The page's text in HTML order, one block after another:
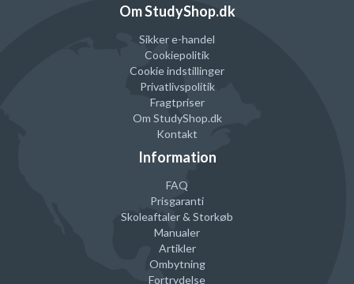
Om StudyShop.dk
Sikker e-handel
Cookiepolitik
Cookie indstillinger
Privatlivspolitik
Fragtpriser
Om StudyShop.dk
Kontakt
Information
FAQ
Prisgaranti
Skoleaftaler & Storkøb
Manualer
Artikler
Ombytning
Fortrydelse